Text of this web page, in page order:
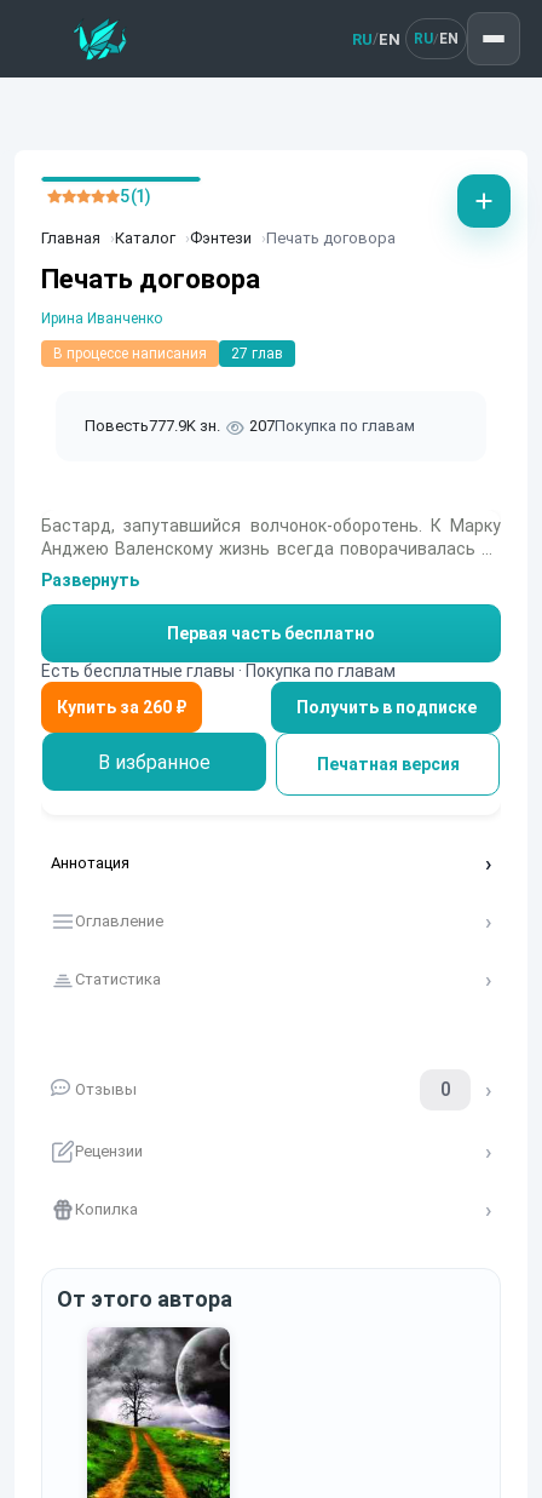
RU/EN RU/ EN
Главная Каталог Фэнтези Печать договора
Печать договора
Ирина Иванченко
В процессе написания 27 глав
Повесть777.9K зн. 207Покупка по главам
5 (1)
Бастард, запутавшийся волчонок-оборотень. К Марку
Анджею Валенскому жизнь всегда поворачивалась не
совсем желанной стороной. Обрести вожделенное
могущество и безграничную власть над окружающими
или просто стать хорошим магом и человеком? Выбор
всегда остается открытым...
Развернуть
Первая часть бесплатно
Есть бесплатные главы · Покупка по главам
Получить в подписке
В избранное Печатная версия
Аннотация
Оглавление
Статистика
Отзывы 0
Рецензии
Копилка
От этого автора